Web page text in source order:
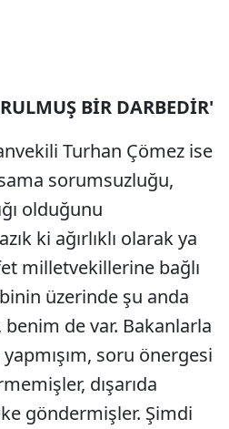
BİR DARBEDİR'
Turhan Çömez ise
sorumsuzluğu,
olduğunu
ki ağırlıklı olarak ya
milletvekillerine bağlı
üzerinde şu anda
benim de var. Bakanlarla
soru önergesi
dışarıda
göndermişler. Şimdi